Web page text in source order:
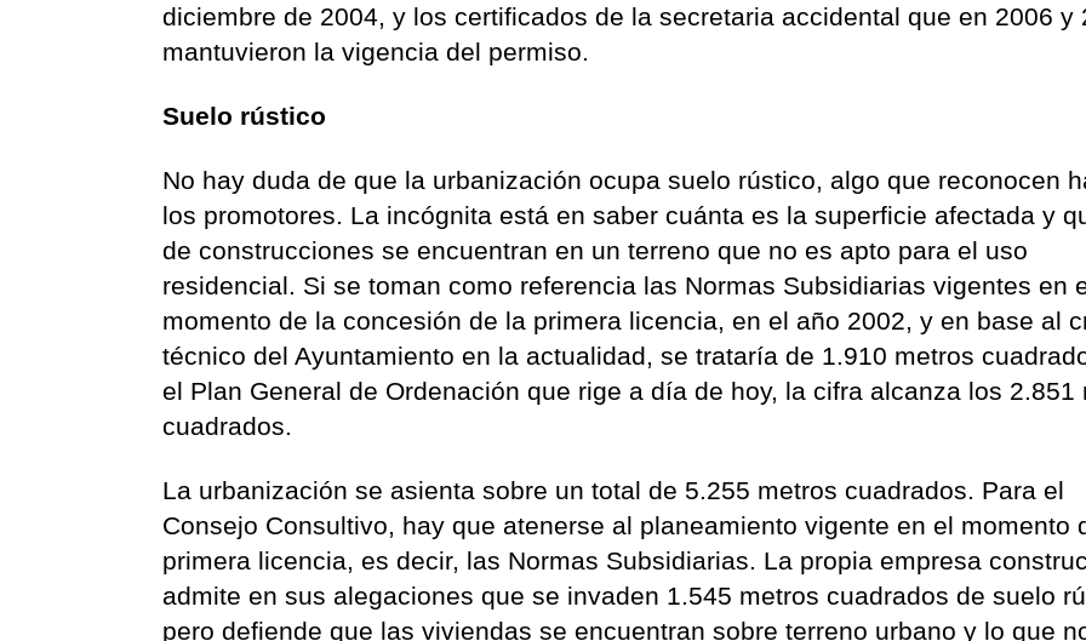
diciembre de 2004, y los certificados de la secretaria accidental que en 2006 y
mantuvieron la vigencia del permiso.
Suelo rústico
No hay duda de que la urbanización ocupa suelo rústico, algo que reconocen
los promotores. La incógnita está en saber cuánta es la superficie afectada y
de construcciones se encuentran en un terreno que no es apto para el uso
residencial. Si se toman como referencia las Normas Subsidiarias vigentes en
momento de la concesión de la primera licencia, en el año 2002, y en base al
técnico del Ayuntamiento en la actualidad, se trataría de 1.910 metros
el Plan General de Ordenación que rige a día de hoy, la cifra alcanza los 2.851
cuadrados.
La urbanización se asienta sobre un total de 5.255 metros cuadrados. Para el
Consejo Consultivo, hay que atenerse al planeamiento vigente en el momento
primera licencia, es decir, las Normas Subsidiarias. La propia empresa
admite en sus alegaciones que se invaden 1.545 metros cuadrados de suelo
pero defiende que las viviendas se encuentran sobre terreno urbano y lo que